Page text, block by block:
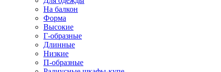
На балкон
Форма
Высокие
Г-образные
Длинные
Низкие
П-образные